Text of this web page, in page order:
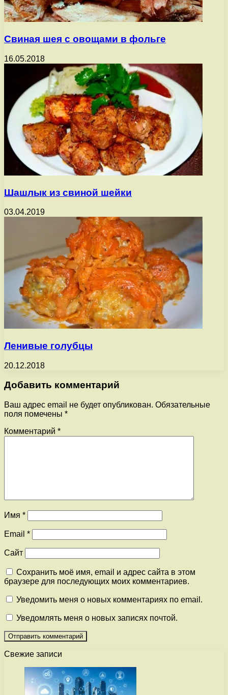
Свиная шея с овощами в фольге
16.05.2018
Шашлык из свиной шейки
03.04.2019
Ленивые голубцы
20.12.2018
Добавить комментарий
Ваш адрес email не будет опубликован. Обязательные
поля помечены *
Комментарий *
Имя *
Email *
Сайт
Сохранить моё имя, email и адрес сайта в этом
браузере для последующих моих комментариев.
Уведомить меня о новых комментариях по email.
Уведомлять меня о новых записях почтой.
Свежие записи